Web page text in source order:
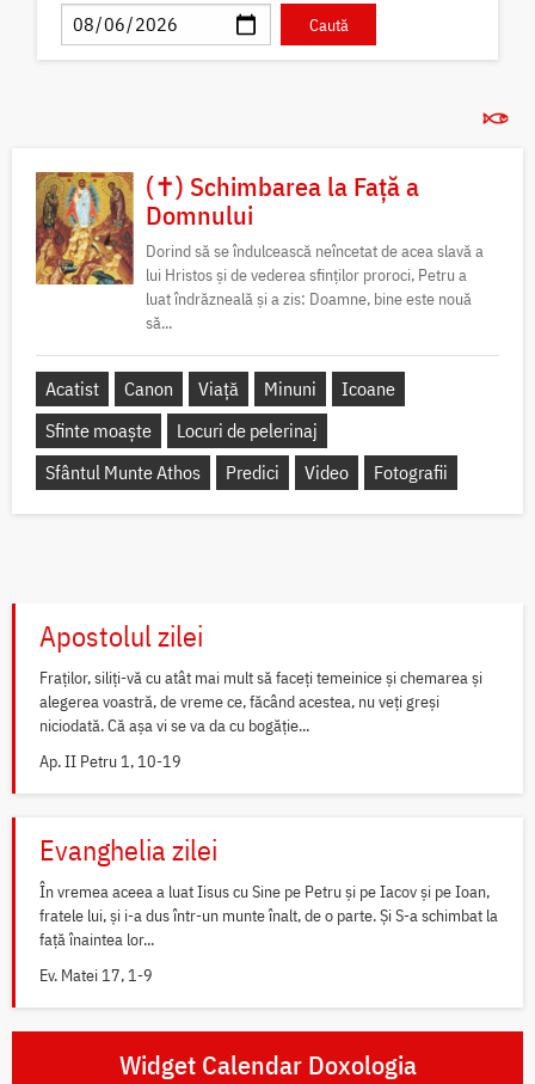
(✝) Schimbarea la Față a
Domnului
Dorind să se îndulcească neîncetat de acea slavă a
lui Hristos și de vederea sfinților proroci, Petru a
luat îndrăzneală și a zis: Doamne, bine este nouă
să...
Acatist Canon Viață Minuni
Icoane
Sfinte moaște
Locuri de pelerinaj
Sfântul Munte Athos
Predici Video Fotografii
Apostolul zilei
Fraților, siliți-vă cu atât mai mult să faceți temeinice și chemarea și
alegerea voastră, de vreme ce, făcând acestea, nu veți greși
niciodată. Că așa vi se va da cu bogăție...
Ap. II Petru 1, 10-19
Evanghelia zilei
În vremea aceea a luat Iisus cu Sine pe Petru și pe Iacov și pe Ioan,
fratele lui, și i-a dus într-un munte înalt, de o parte. Și S-a schimbat la
față înaintea lor...
Ev. Matei 17, 1-9
Widget Calendar Doxologia